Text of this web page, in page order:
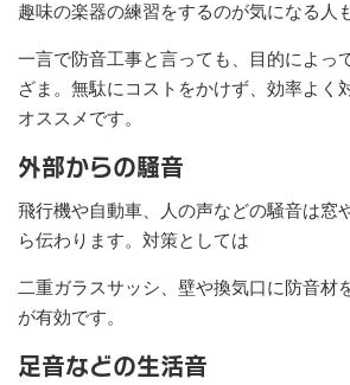
趣味の楽器の練習をするのが気になる人も
一言で防音工事と言っても、目的によっ
ざま。無駄にコストをかけず、効率よく
オススメです。
外部からの騒音
飛行機や自動車、人の声などの騒音は窓
ら伝わります。対策としては
二重ガラスサッシ、壁や換気口に防音材
が有効です。
足音などの生活音